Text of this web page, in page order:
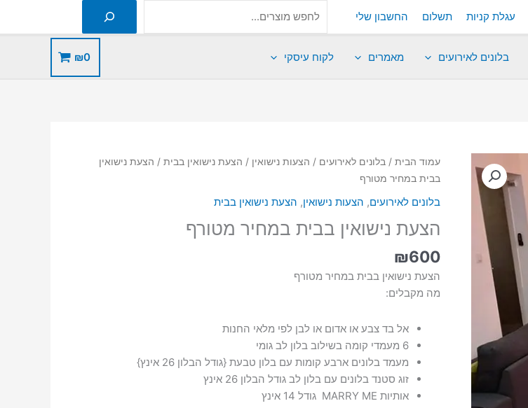
עגלת קניות תשלום החשבון שלי
בלונים לאירועים מאמרים לקוח עיסקי ₪0
עמוד הבית / בלונים לאירועים / הצעות נישואין / הצעת נישואין בבית / הצעת נישואין
בבית במחיר מטורף
בלונים לאירועים, הצעות נישואין, הצעת נישואין בבית
הצעת נישואין בבית במחיר מטורף
₪600
הצעת נישואין בבית במחיר מטורף
מה מקבלים:
אל בד צבע או אדום או לבן לפי מלאי החנות
6 מעמדי קומה בשילוב בלון לב גומי
מעמד בלונים ארבע קומות עם בלון טבעת {גודל הבלון 26 אינץ}
זוג סטנד בלונים עם בלון לב גודל הבלון 26 אינץ
אותיות MARRY ME גודל 14 אינץ